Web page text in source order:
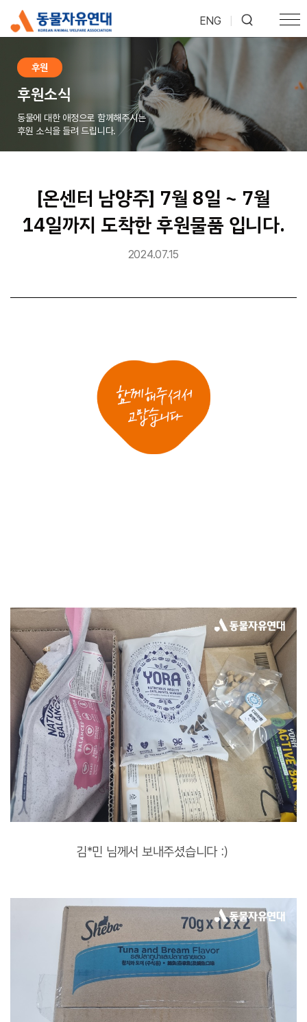
ENG
후원
후원소식
동물에 대한 애정으로 함께해주시는
후원 소식을 들려 드립니다.
[온센터 남양주] 7월 8일 ~ 7월
14일까지 도착한 후원물품 입니다.
2024.07.15
김*민 님께서 보내주셨습니다 :)